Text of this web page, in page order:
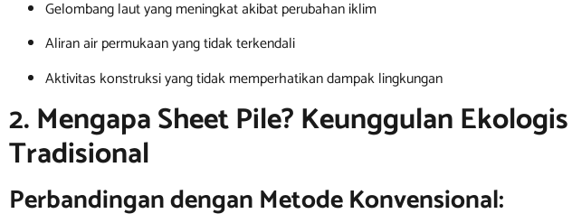
Gelombang laut yang meningkat akibat perubahan iklim
Aliran air permukaan yang tidak terkendali
Aktivitas konstruksi yang tidak memperhatikan dampak lingkungan
2. Mengapa Sheet Pile? Keunggulan
Tradisional
Perbandingan dengan Metode Konvensional: